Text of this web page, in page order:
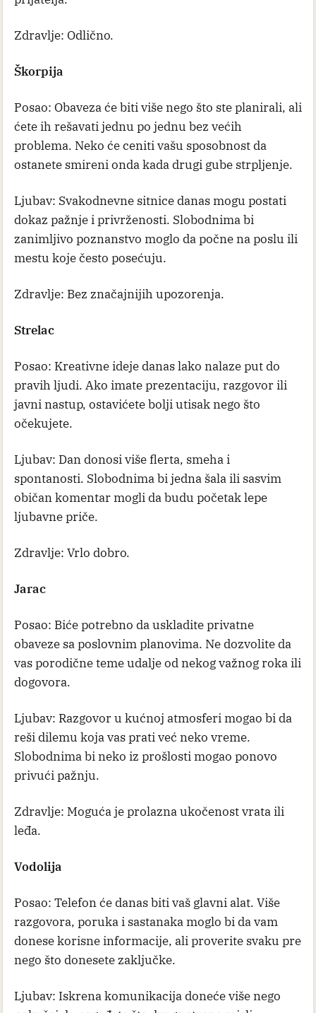
Zdravlje: Odlično.
Škorpija
Posao: Obaveza će biti više nego što ste planirali, ali
ćete ih rešavati jednu po jednu bez većih
problema. Neko će ceniti vašu sposobnost da
ostanete smireni onda kada drugi gube strpljenje.
Ljubav: Svakodnevne sitnice danas mogu postati
dokaz pažnje i privrženosti. Slobodnima bi
zanimljivo poznanstvo moglo da počne na poslu ili
mestu koje često posećuju.
Zdravlje: Bez značajnijih upozorenja.
Strelac
Posao: Kreativne ideje danas lako nalaze put do
pravih ljudi. Ako imate prezentaciju, razgovor ili
javni nastup, ostavićete bolji utisak nego što
očekujete.
Ljubav: Dan donosi više flerta, smeha i
spontanosti. Slobodnima bi jedna šala ili sasvim
običan komentar mogli da budu početak lepe
ljubavne priče.
Zdravlje: Vrlo dobro.
Jarac
Posao: Biće potrebno da uskladite privatne
obaveze sa poslovnim planovima. Ne dozvolite da
vas porodične teme udalje od nekog važnog roka ili
dogovora.
Ljubav: Razgovor u kućnoj atmosferi mogao bi da
reši dilemu koja vas prati već neko vreme.
Slobodnima bi neko iz prošlosti mogao ponovo
privući pažnju.
Zdravlje: Moguća je prolazna ukočenost vrata ili
leđa.
Vodolija
Posao: Telefon će danas biti vaš glavni alat. Više
razgovora, poruka i sastanaka moglo bi da vam
donese korisne informacije, ali proverite svaku pre
nego što donesete zaključke.
Ljubav: Iskrena komunikacija doneće više nego